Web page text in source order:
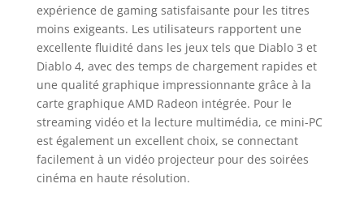
expérience de gaming satisfaisante pour les titres
moins exigeants. Les utilisateurs rapportent une
excellente fluidité dans les jeux tels que Diablo 3 et
Diablo 4, avec des temps de chargement rapides et
une qualité graphique impressionnante grâce à la
carte graphique AMD Radeon intégrée. Pour le
streaming vidéo et la lecture multimédia, ce mini-PC
est également un excellent choix, se connectant
facilement à un vidéo projecteur pour des soirées
cinéma en haute résolution.